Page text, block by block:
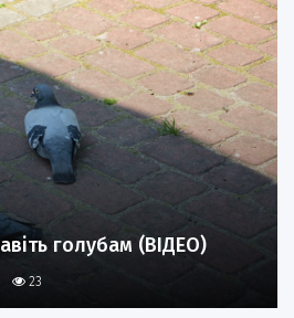
голубам (ВІДЕО)
23